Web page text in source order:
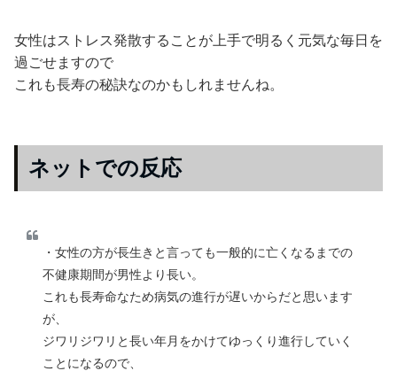
女性はストレス発散することが上手で明るく元気な毎日を
過ごせますので
これも長寿の秘訣なのかもしれませんね。
ネットでの反応
・女性の方が長生きと言っても一般的に亡くなるまでの
不健康期間が男性より長い。
これも長寿命なため病気の進行が遅いからだと思います
が、
ジワリジワリと長い年月をかけてゆっくり進行していく
ことになるので、